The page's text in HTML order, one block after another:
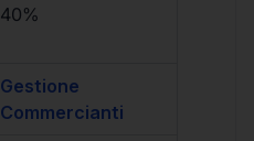
40%
Gestione
Commercianti